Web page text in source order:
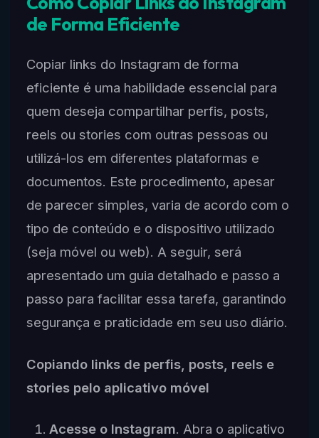
de Forma Eficiente
Copiar links do Instagram de forma
eficiente é uma habilidade essencial para
quem deseja compartilhar perfis, posts,
reels ou stories com outras pessoas ou
utilizá-los em diferentes plataformas e
documentos. Este procedimento, apesar
de parecer simples, varia de acordo com o
tipo de conteúdo e o dispositivo utilizado
(seja móvel ou web). A seguir, será
apresentado um guia detalhado e passo a
passo para facilitar essa tarefa, garantindo
segurança e praticidade em seu uso diário.
Copiando links de perfis, posts, reels e
stories pelo aplicativo móvel
Acesse o Instagram. Abra o aplicativo